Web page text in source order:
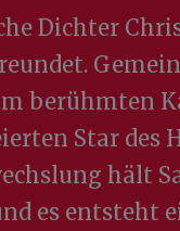
Dichter
berühmten
Star des
hält
es entsteht